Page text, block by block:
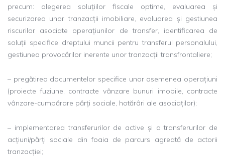
precum: alegerea soluțiilor fiscale optime, evaluarea și
securizarea unor tranzacții imobiliare, evaluarea și gestiunea
riscurilor asociate operațiunilor de transfer, identificarea de
soluții specifice dreptului muncii pentru transferul personalului,
gestiunea provocărilor inerente unor tranzacții transfrontaliere;
– pregătirea documentelor specifice unor asemenea operațiuni
(proiecte fuziune, contracte vânzare bunuri imobile, contracte
vânzare-cumpărare părți sociale, hotărâri ale asociaților);
– implementarea transferurilor de active și a transferurilor de
acțiuni/părți sociale din foaia de parcurs agreată de actorii
tranzacției;